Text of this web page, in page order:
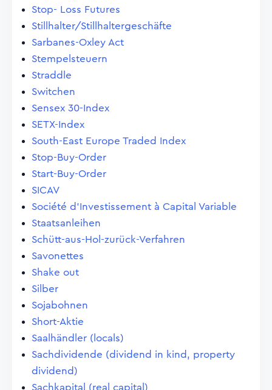
Stop- Loss Futures
Stillhalter/Stillhaltergeschäfte
Sarbanes-Oxley Act
Stempelsteuern
Straddle
Switchen
Sensex 30-Index
SETX-Index
South-East Europe Traded Index
Stop-Buy-Order
Start-Buy-Order
SICAV
Société d'Investissement à Capital Variable
Staatsanleihen
Schütt-aus-Hol-zurück-Verfahren
Savonettes
Shake out
Silber
Sojabohnen
Short-Aktie
Saalhändler (locals)
Sachdividende (dividend in kind, property
dividend)
Sachkapital (real capital)